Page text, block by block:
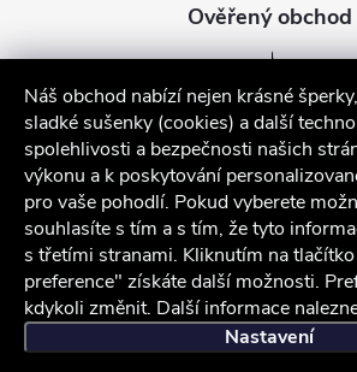
Náš obchod nabízí nejen krásné
sladké sušenky (cookies) a další
spolehlivosti a bezpečnosti našich
výkonu a k poskytování
pro vaše pohodlí. Pokud vyberete
souhlasíte s tím a s tím, že tyto
s třetími stranami. Kliknutím na
preference" získáte další možnosti.
kdykoli změnit. Další informace
Nastavení
Ověřený obchod
iocel.cz Obchodní podmínky